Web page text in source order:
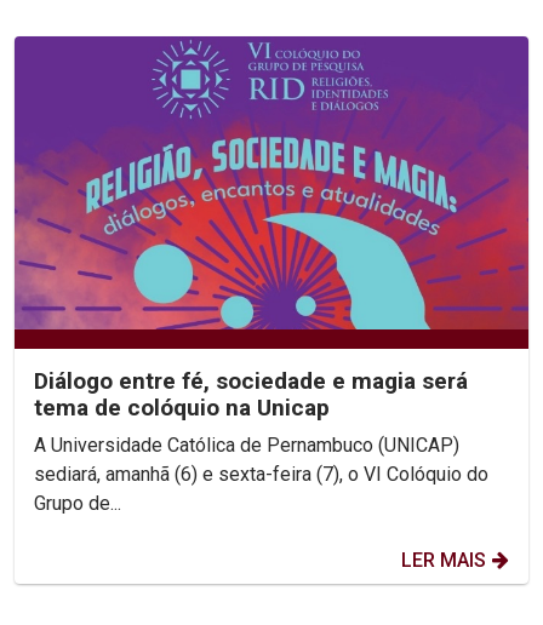
Diálogo entre fé, sociedade e magia será
tema de colóquio na Unicap
A Universidade Católica de Pernambuco (UNICAP)
sediará, amanhã (6) e sexta-feira (7), o VI Colóquio do
Grupo de...
LER MAIS